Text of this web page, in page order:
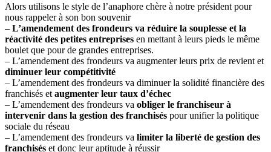
Alors utilisons le style de l’anaphore chère à notre président pour
nous rappeler à son bon souvenir
– L’amendement des frondeurs va réduire la souplesse et la
réactivité des petites entreprises en mettant à leurs pieds le même
boulet que pour de grandes entreprises.
– L’amendement des frondeurs va augmenter leurs prix de revient et
diminuer leur compétitivité
– L’amendement des frondeurs va diminuer la solidité financière des
franchisés et augmenter leur taux d’échec
– L’amendement des frondeurs va obliger le franchiseur à
intervenir dans la gestion des franchisés pour unifier la politique
sociale du réseau
– L’amendement des frondeurs va limiter la liberté de gestion des
franchisés et donc leur aptitude à réussir